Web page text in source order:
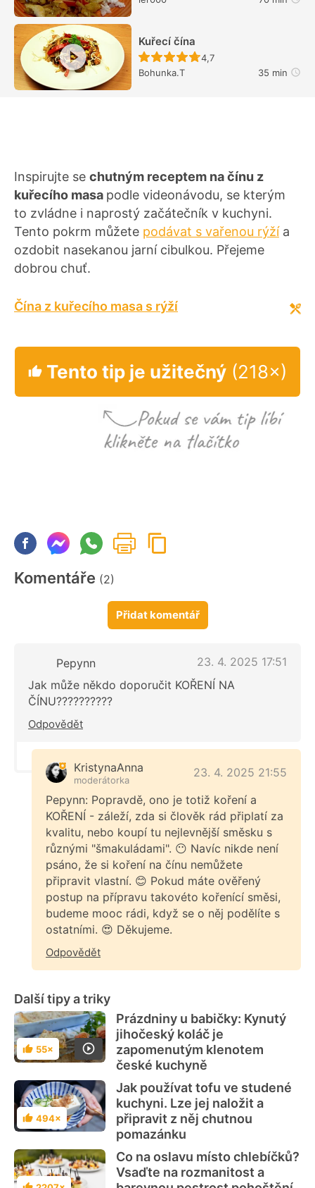
Kuřecí čína
Recept ještě nebyl
4,7
Bohunka.T
35 min
Inspirujte se chutným receptem na čínu z
kuřecího masa podle videonávodu, se kterým
to zvládne i naprostý začátečník v kuchyni.
Tento pokrm můžete podávat s vařenou rýžía
ozdobit nasekanou jarní cibulkou. Přejeme
dobrou chuť.
Čína z kuřecího masa s rýží
Tento tip je užitečný (218×)
Komentáře (2)
Přidat komentář
Pepynn
23. 4. 2025 17:51
Jak může někdo doporučit KOŘENÍ NA
ČÍNU??????????
Odpovědět
KristynaAnna
moderátorka
23. 4. 2025 21:55
Pepynn: Popravdě, ono je totiž koření a
KOŘENÍ - záleží, zda si člověk rád připlatí za
kvalitu, nebo koupí tu nejlevnější směsku s
různými "šmakuládami". 😶 Navíc nikde není
psáno, že si koření na čínu nemůžete
připravit vlastní. 😊 Pokud máte ověřený
postup na přípravu takovéto kořenící směsi,
budeme mooc rádi, když se o něj podělíte s
ostatními. 😍 Děkujeme.
Odpovědět
Další tipy a triky
Hodnocení
55×
Prázdniny u babičky: Kynutý
jihočeský koláč je
zapomenutým klenotem
české kuchyně
Hodnocení
494×
Jak používat tofu ve studené
kuchyni. Lze jej naložit a
připravit z něj chutnou
pomazánku
Co na oslavu místo chlebíčků?
Vsaďte na rozmanitost a